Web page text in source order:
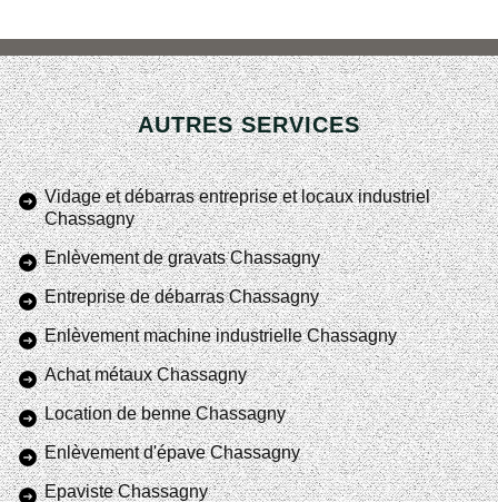
AUTRES SERVICES
Vidage et débarras entreprise et locaux industriel
Chassagny
Enlèvement de gravats Chassagny
Entreprise de débarras Chassagny
Enlèvement machine industrielle Chassagny
Achat métaux Chassagny
Location de benne Chassagny
Enlèvement d'épave Chassagny
Epaviste Chassagny